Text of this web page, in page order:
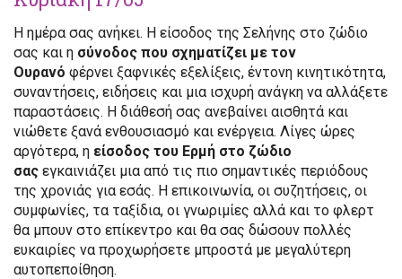
Η ημέρα σας ανήκει. Η είσοδος της Σελήνης στο ζώδιο
σας και η σύνοδος που σχηματίζει με τον
Ουρανό φέρνει ξαφνικές εξελίξεις, έντονη κινητικότητα,
συναντήσεις, ειδήσεις και μια ισχυρή ανάγκη να αλλάξετε
παραστάσεις. Η διάθεσή σας ανεβαίνει αισθητά και
νιώθετε ξανά ενθουσιασμό και ενέργεια. Λίγες ώρες
αργότερα, η είσοδος του Ερμή στο ζώδιο
σας εγκαινιάζει μια από τις πιο σημαντικές περιόδους
της χρονιάς για εσάς. Η επικοινωνία, οι συζητήσεις, οι
συμφωνίες, τα ταξίδια, οι γνωριμίες αλλά και το φλερτ
θα μπουν στο επίκεντρο και θα σας δώσουν πολλές
ευκαιρίες να προχωρήσετε μπροστά με μεγαλύτερη
αυτοπεποίθηση.